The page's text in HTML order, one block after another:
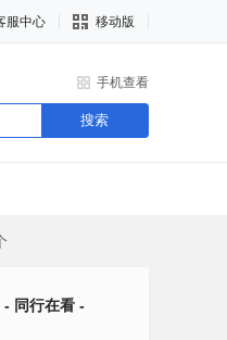
服中心 移动版
手机查看
搜索
- 同行在看 -